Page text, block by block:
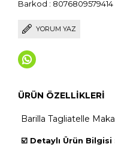
Barkod : 8076809579414
YORUM YAZ
ÜRÜN ÖZELLIKLERI
Barilla Tagliatelle
☑️ Detaylı Ürün Bilgisi